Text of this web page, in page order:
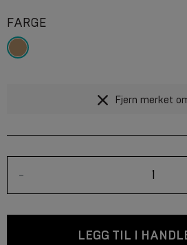
FARGE
Fjern merket
-
LEGG TIL I